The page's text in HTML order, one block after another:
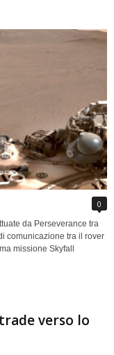
0
da Perseverance tra
comunicazione tra il rover
missione Skyfall
verso lo